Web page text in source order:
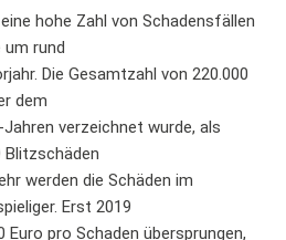
hohe Zahl von Schadensfällen
um rund
Die Gesamtzahl von 220.000
dem
verzeichnet wurde, als
werden die Schäden im
Erst 2019
Euro pro Schaden übersprungen,